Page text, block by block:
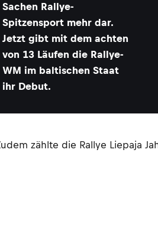
Sachen Rallye-
Spitzensport mehr dar.
Jetzt gibt mit dem achten
von 13 Läufen die Rallye-
WM im baltischen Staat
ihr Debut.
zählte die Rallye Liepaja